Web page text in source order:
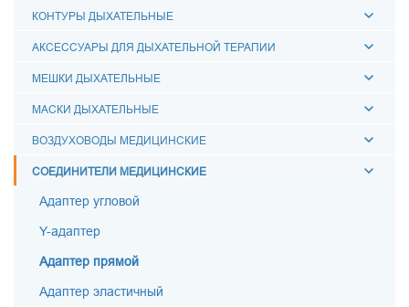
КОНТУРЫ ДЫХАТЕЛЬНЫЕ
АКСЕССУАРЫ ДЛЯ ДЫХАТЕЛЬНОЙ ТЕРАПИИ
МЕШКИ ДЫХАТЕЛЬНЫЕ
МАСКИ ДЫХАТЕЛЬНЫЕ
ВОЗДУХОВОДЫ МЕДИЦИНСКИЕ
СОЕДИНИТЕЛИ МЕДИЦИНСКИЕ
Адаптер угловой
Y-адаптер
Адаптер прямой
Адаптер эластичный